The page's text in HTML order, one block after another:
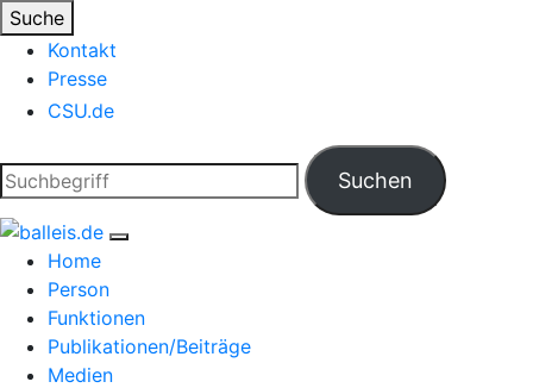
Suche
Kontakt
Presse
CSU.de
Home
Person
Funktionen
Publikationen/Beiträge
Medien